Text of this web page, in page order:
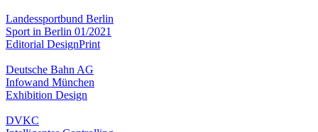
Landessportbund Berlin
Sport in Berlin 01/2021
Editorial DesignPrint
Deutsche Bahn AG
Infowand München
Exhibition Design
DVKC